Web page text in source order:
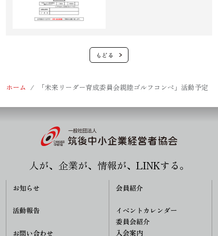
ホーム 「未来リーダー育成委員会親睦ゴルフコンペ」活動予定
人が、企業が、情報が、LINKする。
お知らせ
活動報告
お問い合わせ
会員紹介
イベントカレンダー
委員会紹介
入会案内